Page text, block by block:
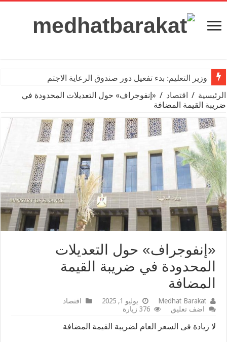
وزير التعليم: بدء تفعيل دور صندوق الرعاية الاجتماعية للمعلمين
الرئيسية / اقتصاد / «إنفوجراف» حول التعديلات المحدودة في
ضريبة القيمة المضافة
«إنفوجراف» حول التعديلات
المحدودة في ضريبة القيمة
المضافة
Medhat Barakat يوليو 1, 2025
اقتصاد
اضف تعليق
376 زيارة
لا زيادة فى السعر العام لضريبة القيمة المضافة